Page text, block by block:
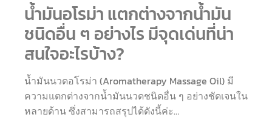
น้ำมันอโรม่า แตกต่างจากน้ำมัน
ชนิดอื่น ๆ อย่างไร มีจุดเด่นที่น่า
สนใจอะไรบ้าง?
น้ำมันนวดอโรม่า (Aromatherapy Massage Oil) มี
ความแตกต่างจากน้ำมันนวดชนิดอื่น ๆ อย่างชัดเจนใน
หลายด้าน ซึ่งสามารถสรุปได้ดังนี้ค่ะ…